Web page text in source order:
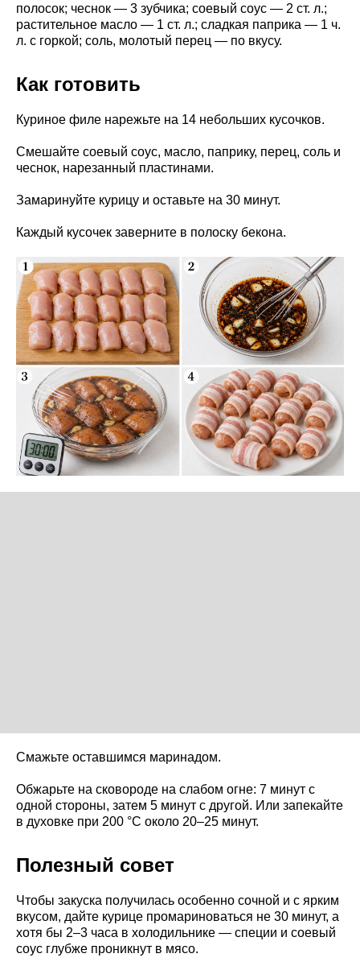
полосок; чеснок — 3 зубчика; соевый соус — 2 ст. л.;
растительное масло — 1 ст. л.; сладкая паприка — 1 ч.
л. с горкой; соль, молотый перец — по вкусу.
Как готовить
Куриное филе нарежьте на 14 небольших кусочков.
Смешайте соевый соус, масло, паприку, перец, соль и
чеснок, нарезанный пластинами.
Замаринуйте курицу и оставьте на 30 минут.
Каждый кусочек заверните в полоску бекона.
Смажьте оставшимся маринадом.
Обжарьте на сковороде на слабом огне: 7 минут с
одной стороны, затем 5 минут с другой. Или запекайте
в духовке при 200 °C около 20–25 минут.
Полезный совет
Чтобы закуска получилась особенно сочной и с ярким
вкусом, дайте курице промариноваться не 30 минут, а
хотя бы 2–3 часа в холодильнике — специи и соевый
соус глубже проникнут в мясо.